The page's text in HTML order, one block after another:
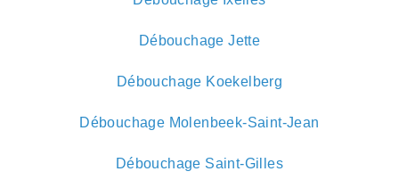
Débouchage Jette
Débouchage Koekelberg
Débouchage Molenbeek-Saint-Jean
Débouchage Saint-Gilles